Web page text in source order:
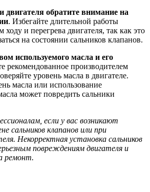
двигателя обратите внимание на
. Избегайте длительной работы
ходу и перегрева двигателя, так как это
на состоянии сальников клапанов.
используемого масла и его
рекомендованное производителем
уровень масла в двигателе.
масла или использование
может повредить сальники
если у вас возникают
сальников клапанов или при
Некорректная установка сальников
повреждениям двигателя и
ремонт.